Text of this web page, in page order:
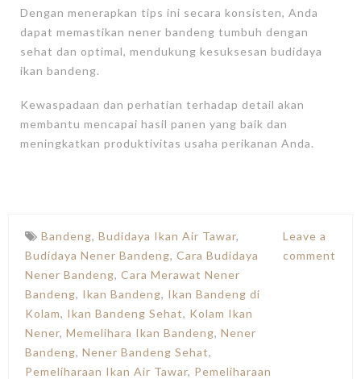
Dengan menerapkan tips ini secara konsisten, Anda
dapat memastikan nener bandeng tumbuh dengan
sehat dan optimal, mendukung kesuksesan budidaya
ikan bandeng.
Kewaspadaan dan perhatian terhadap detail akan
membantu mencapai hasil panen yang baik dan
meningkatkan produktivitas usaha perikanan Anda.
Bandeng, Budidaya Ikan Air Tawar,
Budidaya Nener Bandeng, Cara Budidaya
Nener Bandeng, Cara Merawat Nener
Bandeng, Ikan Bandeng, Ikan Bandeng di
Kolam, Ikan Bandeng Sehat, Kolam Ikan
Nener, Memelihara Ikan Bandeng, Nener
Bandeng, Nener Bandeng Sehat,
Pemeliharaan Ikan Air Tawar, Pemeliharaan
Leave a
comment